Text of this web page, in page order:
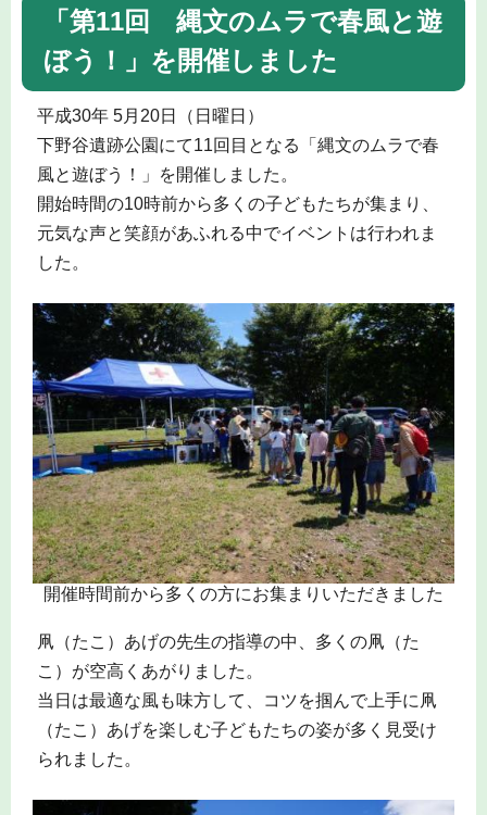
「第11回 縄文のムラで春風と遊
ぼう！」を開催しました
平成30年 5月20日（日曜日）
下野谷遺跡公園にて11回目となる「縄文のムラで春
風と遊ぼう！」を開催しました。
開始時間の10時前から多くの子どもたちが集まり、
元気な声と笑顔があふれる中でイベントは行われま
した。
開催時間前から多くの方にお集まりいただきました
凧（たこ）あげの先生の指導の中、多くの凧（た
こ）が空高くあがりました。
当日は最適な風も味方して、コツを掴んで上手に凧
（たこ）あげを楽しむ子どもたちの姿が多く見受け
られました。